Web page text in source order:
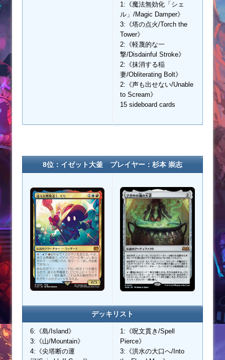
1:《魔法無効化「シェ
ル」/Magic Damper》
3:《塔の点火/Torch the
Tower》
2:《軽蔑的な一
撃/Disdainful Stroke》
2:《抹消する稲
妻/Obliterating Bolt》
2:《声も出せない/Unable
to Scream》
15 sideboard cards
8位：イゼット大釜 プレイヤー：杉本 崇志
デッキリスト
6:《島/Island》
3:《山/Mountain》
4:《尖塔断の運
1:《呪文貫き/Spell
Pierce》
3:《洪水の大口へ/Into